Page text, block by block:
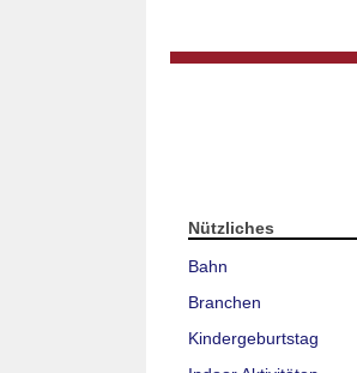
Nützliches
Bahn
Branchen
Kindergeburtstag